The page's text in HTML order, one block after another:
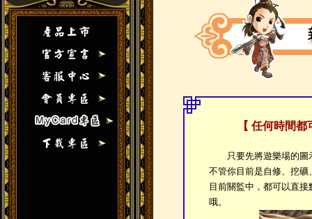
【 任何時間
只要先將遊樂場的圖
不管你目前是自修、挖
目前關監中，都可以直
哦。